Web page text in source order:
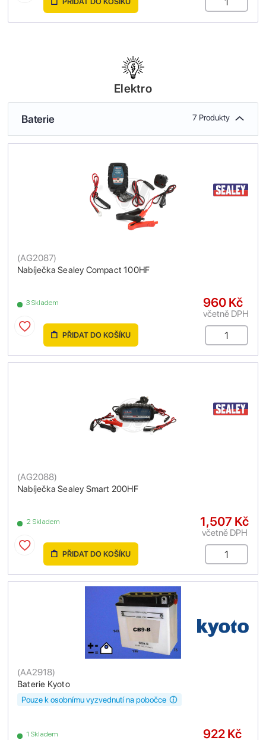
Elektro
Baterie 7 Produkty
Nabíječka Sealey Compact 100HF
(AG2087)
3 Skladem 960 Kč
včetně DPH
PŘIDAT DO KOŠÍKU
Nabíječka Sealey Smart 200HF
(AG2088)
2 Skladem 1,507 Kč
včetně DPH
PŘIDAT DO KOŠÍKU
Baterie Kyoto
(AA2918)
1 Skladem
Pouze k osobnímu vyzvednutí na pobočce
922 Kč